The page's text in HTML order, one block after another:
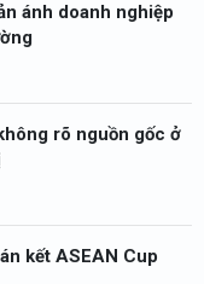
ánh doanh nghiệp
rõ nguồn gốc ở
kết ASEAN Cup